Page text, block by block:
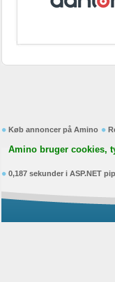
Køb annoncer på Amino
Amino bruger cookies,
0,187 sekunder i ASP.NET